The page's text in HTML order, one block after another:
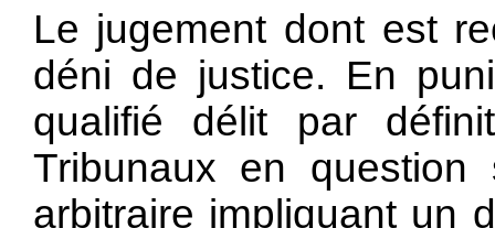
Le jugement dont est
déni de justice. En
qualifié délit par
Tribunaux en
arbitraire impliquant un